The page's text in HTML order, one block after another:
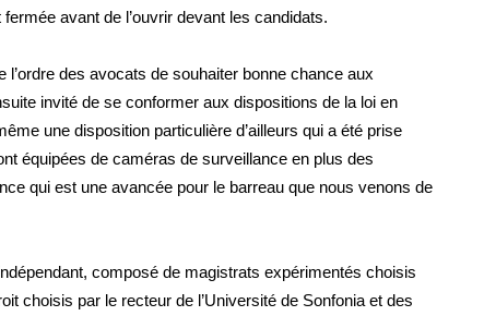
avant de l’ouvrir devant les candidats.
l’ordre des avocats de souhaiter bonne chance aux
invité de se conformer aux dispositions de la loi en
une disposition particulière d’ailleurs qui a été prise
équipées de caméras de surveillance en plus des
qui est une avancée pour le barreau que nous venons de
composé de magistrats expérimentés choisis
choisis par le recteur de l’Université de Sonfonia et des